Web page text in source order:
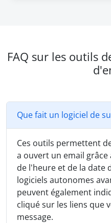
FAQ sur les outils
Que fait un logiciel de
Ces outils permettent
a ouvert un email grâce
de l'heure et de la date
logiciels autonomes
peuvent également
cliqué sur les liens que
message.